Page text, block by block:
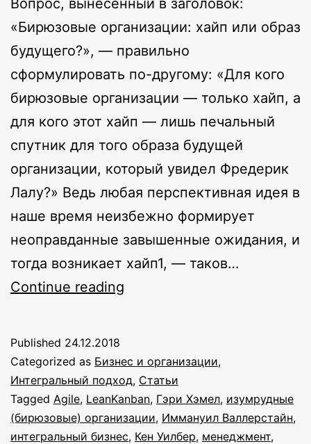
«Бирюзовые организации: хайп или образ
будущего?», — правильно
сформулировать по-другому: «Для кого
бирюзовые организации — только хайп, а
для кого этот хайп — лишь печальный
спутник для того образа будущей
организации, который увидел Фредерик
Лалу?» Ведь любая перспективная идея в
наше время неизбежно формирует
неоправданные завышенные ожидания, и
тогда возникает хайп1, — таков…
Continue reading
хайп
или
образ
будущего?
Published 24.12.2018
Categorized as Бизнес и организации,
Интегральный подход, Статьи
Tagged Agile, LeanKanban, Гэри Хэмел, изумрудные
(бирюзовые) организации, Иммануил Валлерстайн,
интегральный бизнес, Кен Уилбер, менеджмент,